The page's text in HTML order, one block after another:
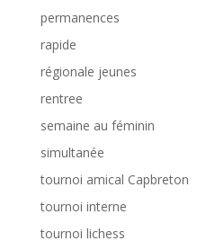
permanences
rapide
régionale jeunes
rentree
semaine au féminin
simultanée
tournoi amical Capbreton
tournoi interne
tournoi lichess